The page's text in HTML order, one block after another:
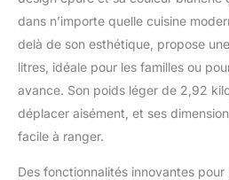
vous
des
soupe
sans
dans n’importe quelle cuisine
delà de son esthétique, propose
litres, idéale pour les familles ou
avance. Son poids léger de 2,92
déplacer aisément, et ses
facile à ranger.
Des fonctionnalités innovantes